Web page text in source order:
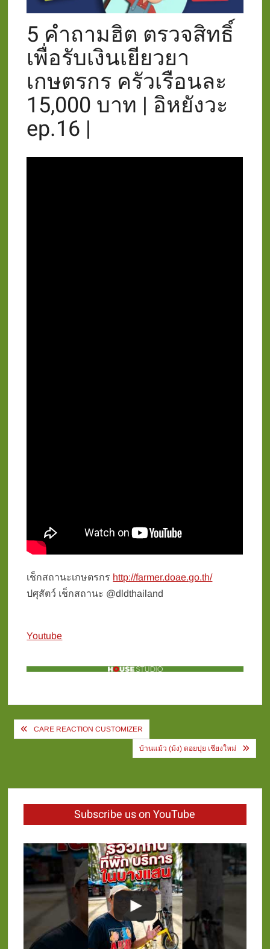
5 คำถามฮิต ตรวจสิทธิ์
เพื่อรับเงินเยียวยา
เกษตรกร ครัวเรือนละ
15,000 บาท | อิหยังวะ
ep.16 |
เช็กสถานะเกษตรกร http://farmer.doae.go.th/
ปศุสัตว์ เช็กสถานะ @dldthailand
Youtube
PostCARE REACTION CUSTOMIZER
บ้านแม้ว (ม้ง) ดอยปุย เชียงใหม่
Subscribe us on YouTube